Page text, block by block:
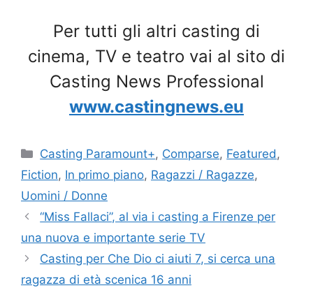
Per tutti gli altri casting di
cinema, TV e teatro vai al sito di
Casting News Professional
www.castingnews.eu
Categorie
Casting Paramount+, Comparse, Featured,
Fiction, In primo piano, Ragazzi / Ragazze,
Uomini / Donne
“Miss Fallaci”, al via i casting a Firenze per
una nuova e importante serie TV
Casting per Che Dio ci aiuti 7, si cerca una
ragazza di età scenica 16 anni